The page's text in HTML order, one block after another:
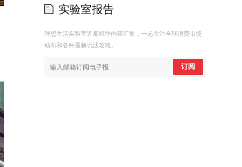
实验室报告
理想生活实验室近期精华内容汇集，一起关注全球消费市场
动向和各种最新玩法攻略。